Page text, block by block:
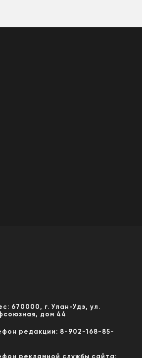
670000, г. Улан-Удэ, ул.
дом 44
редакции: 8-902-168-85-
рекламной службы сайта: